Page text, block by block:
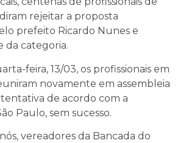
rejeitar a proposta
prefeito Ricardo Nunes e
da categoria.
feira, 13/03, os profissionais em
novamente em assembleia
de acordo com a
Paulo, sem sucesso.
vereadores da Bancada do